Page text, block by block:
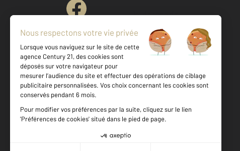
Je demande
une
estimation
Votre agence est notée
Achat
Location